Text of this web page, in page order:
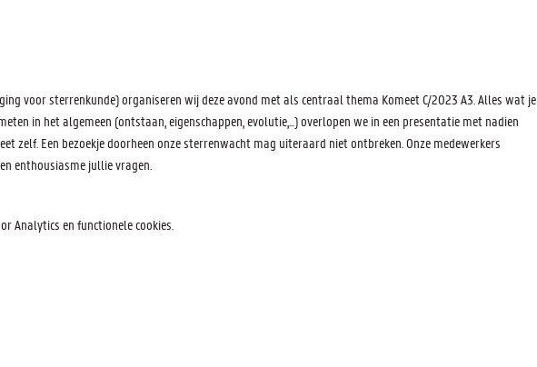
voor sterrenkunde) organiseren wij deze avond met als centraal thema Komeet C/2023 A3. Alles wat je
in het algemeen (ontstaan, eigenschappen, evolutie,...) overlopen we in een presentatie met nadien
zelf. Een bezoekje doorheen onze sterrenwacht mag uiteraard niet ontbreken. Onze medewerkers
enthousiasme jullie vragen.
Analytics en functionele cookies.